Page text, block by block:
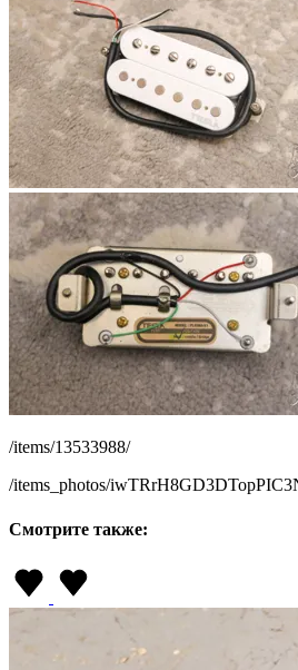
/items/13533988/
/items_photos/
Смотрите также: